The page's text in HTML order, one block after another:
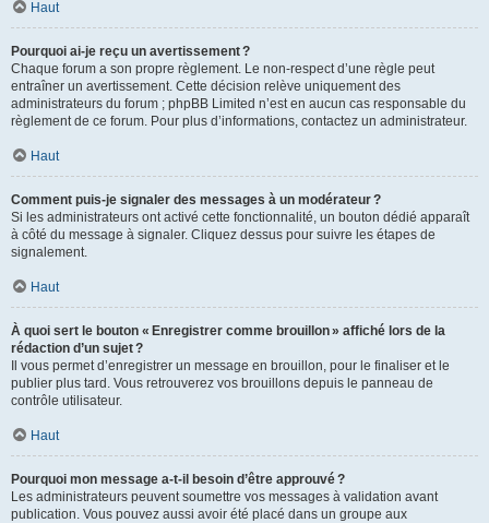
Haut
Pourquoi ai-je reçu un avertissement ?
Chaque forum a son propre règlement. Le non-respect d’une règle peut
entraîner un avertissement. Cette décision relève uniquement des
administrateurs du forum ; phpBB Limited n’est en aucun cas responsable du
règlement de ce forum. Pour plus d’informations, contactez un administrateur.
Haut
Comment puis-je signaler des messages à un modérateur ?
Si les administrateurs ont activé cette fonctionnalité, un bouton dédié apparaît
à côté du message à signaler. Cliquez dessus pour suivre les étapes de
signalement.
Haut
À quoi sert le bouton « Enregistrer comme brouillon » affiché lors de la
rédaction d’un sujet ?
Il vous permet d’enregistrer un message en brouillon, pour le finaliser et le
publier plus tard. Vous retrouverez vos brouillons depuis le panneau de
contrôle utilisateur.
Haut
Pourquoi mon message a-t-il besoin d’être approuvé ?
Les administrateurs peuvent soumettre vos messages à validation avant
publication. Vous pouvez aussi avoir été placé dans un groupe aux